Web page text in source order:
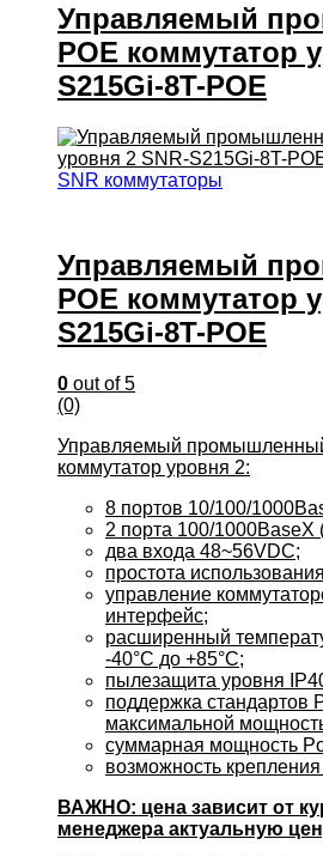
Управляемый
POE коммутатор
S215Gi-8T-POE
SNR коммутаторы
Управляемый
POE коммутатор
S215Gi-8T-POE
0 out of 5
(0)
Управляемый
коммутатор уровня 2:
8 портов 10/100/
2 порта 100/1000BaseX
два входа 48~56VDC;
простота
управление
интерфейс;
расширенный
-40°C до +85°C;
пылезащита уровня
поддержка стандартов
максимальной
суммарная мощность
возможность
ВАЖНО: цена зависит от
менеджера актуальную